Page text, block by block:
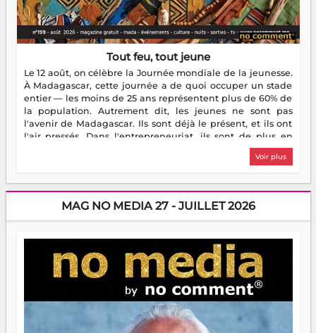
Tout feu, tout jeune
Le 12 août, on célèbre la Journée mondiale de la jeunesse.
À Madagascar, cette journée a de quoi occuper un stade
entier — les moins de 25 ans représentent plus de 60% de
la population. Autrement dit, les jeunes ne sont pas
l'avenir de Madagascar. Ils sont déjà le présent, et ils ont
l'air pressés. Dans l'entrepreneuriat, ils sont de plus en
plus nombreux à se lancer, à créer, à risquer — souvent
sans filet, souvent sans aide, mais toujours avec cette
dorment vraiment la nuit. En culture, les nouvelles sont
encore meilleures. Aina Rasamoelina vient de décrocher le
Prix RFI Instrumental Afrique. Miangaly Elia rafle le Prix
jeunes qui tiennent la torche. Alors oui, on pourrait
s'arrêter là, applaudir et rentrer chez soi satisfait. Mais ce
serait passer à côté d'une chose essentielle. La fougue, ça
brûle fort — et parfois, ça brûle vite. Une flamme sans
direction peut éclairer autant qu'elle peut consumer. C'est
là que les aînés entrent en scène — pas pour reprendre le
gouvernail, mais pour montrer où sont les récifs. Les jeunes
ont la force, les vieux ont l'expérience, comme on dit. Ce
Voir plus
MAG NO MEDIA 27 - JUILLET 2026